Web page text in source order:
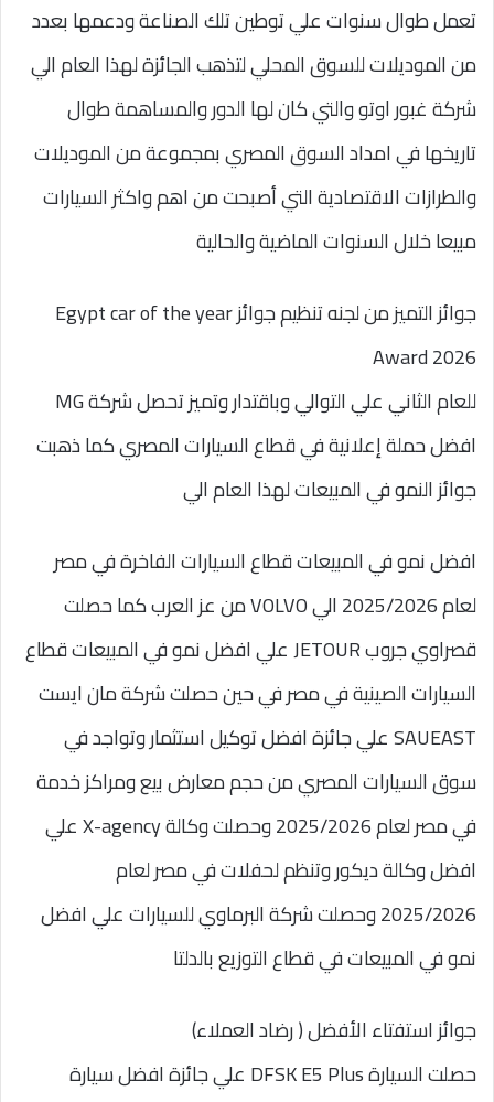
تعمل طوال سنوات علي توطين تلك الصناعة ودعمها بعدد
من الموديلات للسوق المحلي لتذهب الجائزة لهذا العام الي
شركة غبور اوتو والتي كان لها الدور والمساهمة طوال
تاريخها في امداد السوق المصري بمجموعة من الموديلات
والطرازات الاقتصادية التي أصبحت من اهم واكثر السيارات
مبيعا خلال السنوات الماضية والحالية
جوائز التميز من لجنه تنظيم جوائز Egypt car of the year
Award 2026
للعام الثاني علي التوالي وباقتدار وتميز تحصل شركة MG
افضل حملة إعلانية في قطاع السيارات المصري كما ذهبت
جوائز النمو في المبيعات لهذا العام الي
افضل نمو في المبيعات قطاع السيارات الفاخرة في مصر
لعام 2025/2026 الي VOLVO من عز العرب كما حصلت
قصراوي جروب JETOUR علي افضل نمو في المبيعات قطاع
السيارات الصينية في مصر في حين حصلت شركة مان ايست
SAUEAST علي جائزة افضل توكيل استثمار وتواجد في
سوق السيارات المصري من حجم معارض بيع ومراكز خدمة
في مصر لعام 2025/2026 وحصلت وكالة X-agency علي
افضل وكالة ديكور وتنظم لحفلات في مصر لعام
2025/2026 وحصلت شركة البرماوي للسيارات علي افضل
نمو في المبيعات في قطاع التوزيع بالدلتا
جوائز استفتاء الأفضل ( رضاد العملاء)
حصلت السيارة DFSK E5 Plus علي جائزة افضل سيارة